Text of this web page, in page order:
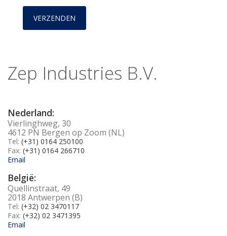
Zep Industries B.V.
Nederland:
Vierlinghweg, 30
4612 PN Bergen op Zoom (NL)
Tel: (+31) 0164 250100
Fax: (+31) 0164 266710
Email
België:
Quellinstraat, 49
2018 Antwerpen (B)
Tel: (+32) 02 3470117
Fax: (+32) 02 3471395
Email